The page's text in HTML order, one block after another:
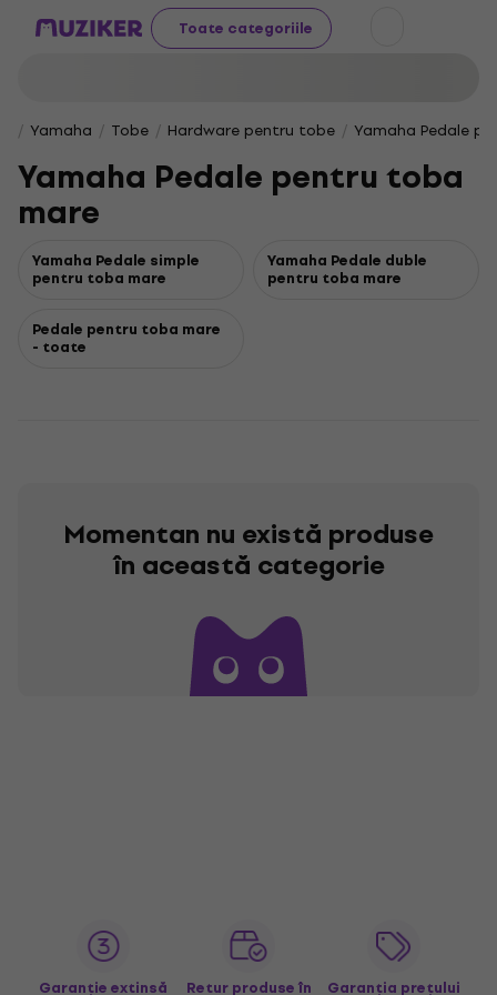
Toate categoriile
Yamaha Tobe Hardware pentru tobe Yamaha Pedale
Yamaha Pedale pentru toba
mare
Yamaha Pedale simple
pentru toba mare
Yamaha Pedale duble
pentru toba mare
Pedale pentru toba mare
- toate
Momentan nu există produse
în această categorie
Garanție extinsă
Retur produse în
Garanția prețului